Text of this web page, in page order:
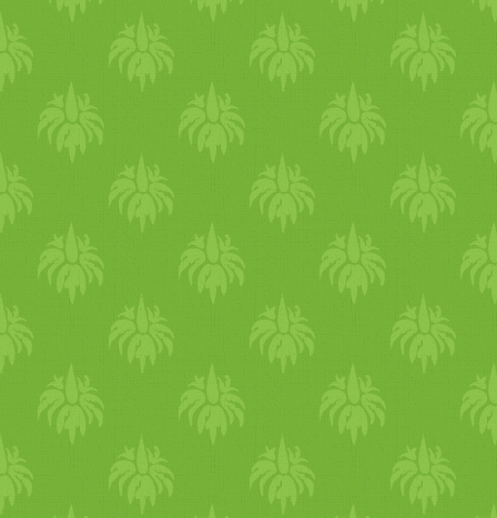
béltartalom ürülését, a
érdemes inni,
egyik alkotója; de az
rendkívül keserű.
töltött káposzta illatára
kerülhetnek
az orrunk elé vagy
szervezetünkbe. Bőrre